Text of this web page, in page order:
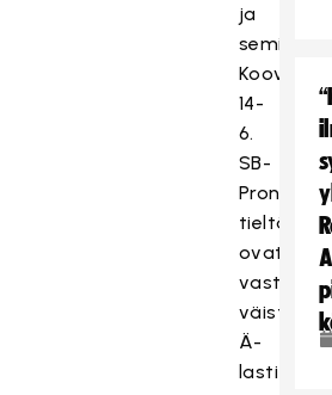
ja
Kooveen
14-
6.
SB-
Pron
tieltä
ovat
Ä-
lasti